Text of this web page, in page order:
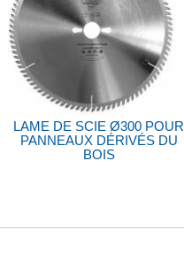
LAME DE SCIE Ø300 POUR
PANNEAUX DÉRIVÉS DU
BOIS